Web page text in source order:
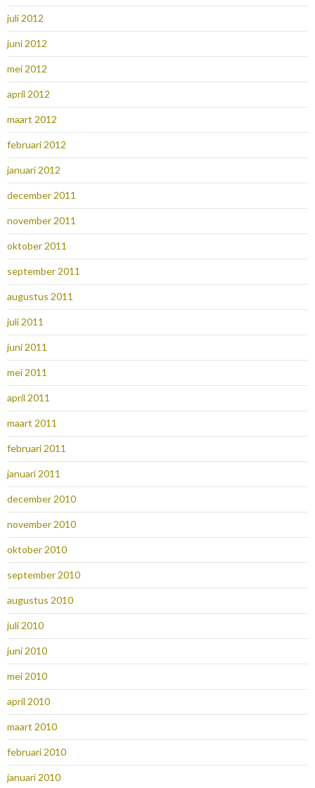
juli 2012
juni 2012
mei 2012
april 2012
maart 2012
februari 2012
januari 2012
december 2011
november 2011
oktober 2011
september 2011
augustus 2011
juli 2011
juni 2011
mei 2011
april 2011
maart 2011
februari 2011
januari 2011
december 2010
november 2010
oktober 2010
september 2010
augustus 2010
juli 2010
juni 2010
mei 2010
april 2010
maart 2010
februari 2010
januari 2010